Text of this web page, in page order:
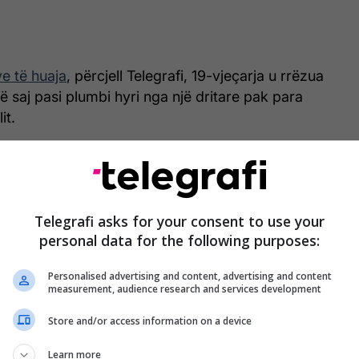
të huaja, përcjell Telegrafi, 19-vjeçarja u rrëzua
saj pasi plumbi hyri nga një dritare pak para
10 ditë deri në dasmën tonë", i tha agjencisë
Mohammed Shreihi.
vetëm, gjithçka ndryshoi".
në kokën e saj dhe shkaktoi dëme të rënda
e lënë gjendjen e saj kritike dhe të
nuk kanë qenë në gjendje ta operojnë.
Telegrafi asks for your consent to use your
personal data for the following purposes:
Personalised advertising and content, advertising and content
measurement, audience research and services development
Store and/or access information on a device
Learn more